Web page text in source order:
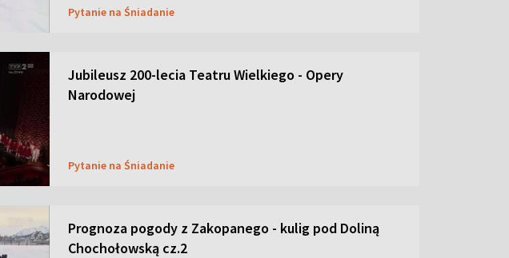
Pytanie na Śniadanie
Jubileusz 200-lecia Teatru Wielkiego - Opery
Narodowej
Pytanie na Śniadanie
Prognoza pogody z Zakopanego - kulig pod Doliną
Chochołowską cz.2